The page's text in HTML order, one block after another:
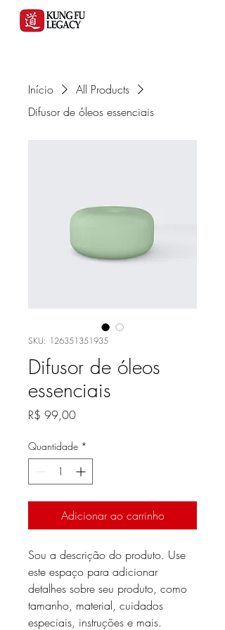
Início
All Products
Difusor de óleos essenciais
SKU: 126351351935
Difusor de óleos
essenciais
R$ 99,00Preço
Quantidade *
Adicionar ao carrinho
Sou a descrição do produto. Use
este espaço para adicionar
detalhes sobre seu produto, como
tamanho, material, cuidados
especiais, instruções e mais.